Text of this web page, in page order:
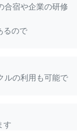
合宿や企業の研修
るので
ルの利用も可能で
す